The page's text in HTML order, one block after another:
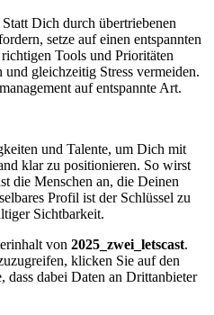
Dich durch übertriebenen
setze auf einen entspannten
Tools und Prioritäten
gleichzeitig Stress vermeiden.
auf entspannte Art.
und Talente, um Dich mit
klar zu positionieren. So wirst
die Menschen an, die Deinen
Profil ist der Schlüssel zu
Sichtbarkeit.
von 2025_zwei_letscast.
klicken Sie auf den
dass dabei Daten an Drittanbieter